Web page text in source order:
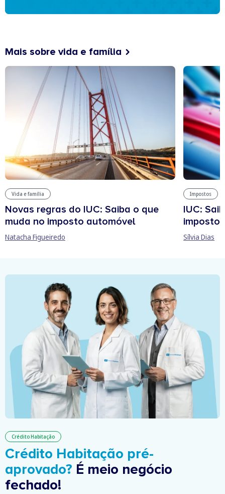
Mais sobre vida e família
Vida e família
Novas regras do IUC: Saiba o que
muda no imposto automóvel
Natacha Figueiredo
Impostos
IUC:
imposto
Sílvia Dias
Crédito Habitação
Crédito Habitação pré-
aprovado? É meio negócio
fechado!